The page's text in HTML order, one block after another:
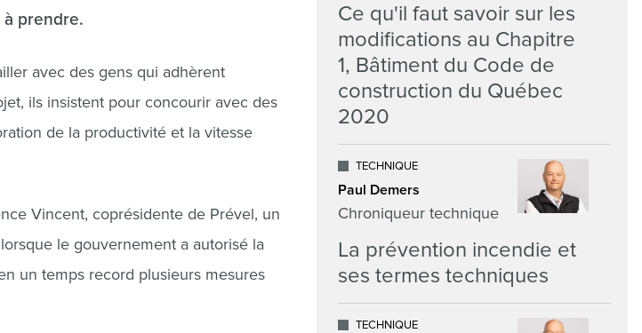
prendre.
avec des gens qui adhèrent
ils insistent pour concourir avec des
de la productivité et la vitesse
Vincent, coprésidente de Prével, un
le gouvernement a autorisé la
un temps record plusieurs mesures
Ce qu'il faut savoir sur les
modifications au Chapitre
1, Bâtiment du Code de
construction du Québec
2020
TECHNIQUE
Paul Demers
Chroniqueur technique
La prévention incendie et
ses termes techniques
TECHNIQUE